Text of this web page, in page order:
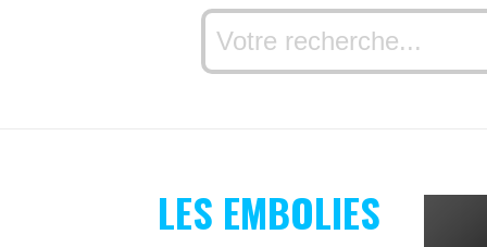
LES EMBOLIES